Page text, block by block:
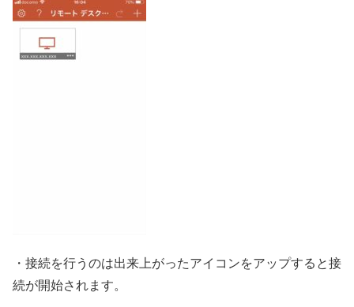
・接続を行うのは出来上がったアイコンをアップすると接
続が開始されます。